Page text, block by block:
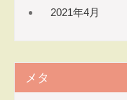
2021年4月
メタ